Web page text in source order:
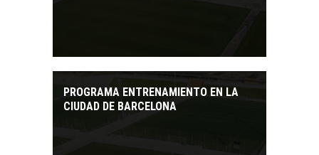
PROGRAMA ENTRENAMIENTO EN LA
CIUDAD DE BARCELONA